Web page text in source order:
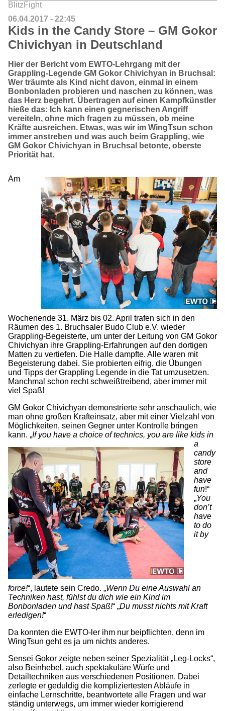
BlitzFight
06.04.2017 - 22:45
Kids in the Candy Store – GM Gokor
Chivichyan in Deutschland
Hier der Bericht vom EWTO-Lehrgang mit der
Grappling-Legende GM Gokor Chivichyan in Bruchsal:
Wer träumte als Kind nicht davon, einmal in einem
Bonbonladen probieren und naschen zu können, was
das Herz begehrt. Übertragen auf einen Kampfkünstler
hieße das: Ich kann einen gegnerischen Angriff
vereiteln, ohne mich fragen zu müssen, ob meine
Kräfte ausreichen. Etwas, was wir im WingTsun schon
immer anstreben und was auch beim Grappling, wie
GM Gokor Chivichyan in Bruchsal betonte, oberste
Priorität hat.
Am
Wochenende 31. März bis 02. April trafen sich in den
Räumen des 1. Bruchsaler Budo Club e.V. wieder
Grappling-Begeisterte, um unter der Leitung von GM Gokor
Chivichyan ihre Grappling-Erfahrungen auf den dortigen
Matten zu vertiefen. Die Halle dampfte. Alle waren mit
Begeisterung dabei. Sie probierten eifrig, die Übungen
und Tipps der Grappling Legende in die Tat umzusetzen.
Manchmal schon recht schweißtreibend, aber immer mit
viel Spaß!
GM Gokor Chivichyan demonstrierte sehr anschaulich, wie
man ohne großen Krafteinsatz, aber mit einer Vielzahl von
Möglichkeiten, seinen Gegner unter Kontrolle bringen
kann. „Ifyou have a choice of technics, you are like kids in
a
candy
store
and
have
fun!“
„You
don’t
have
to do
it by
force!“, lautete sein Credo. „Wenn Du eine Auswahl an
Techniken hast, fühlst du dich wie ein Kind im
Bonbonladen und hast Spaß!“ „Du musst nichts mit Kraft
erledigen!“
Da konnten die EWTO-ler ihm nur beipflichten, denn im
WingTsun geht es ja um nichts anderes.
Sensei Gokor zeigte neben seiner Spezialität „Leg-Locks“,
also Beinhebel, auch spektakuläre Würfe und
Detailtechniken aus verschiedenen Positionen. Dabei
zerlegte er geduldig die kompliziertesten Abläufe in
einfache Lernschritte, beantwortete alle Fragen und war
ständig unterwegs, um immer wieder korrigierend